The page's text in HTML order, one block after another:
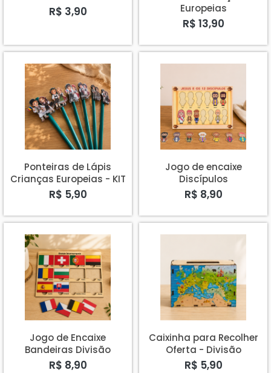
R$ 3,90
Europeias
R$ 13,90
Ponteiras de Lápis
Crianças Europeias - KIT
COM 6 Casais
R$ 5,90
Jogo de encaixe
Discípulos
R$ 8,90
Jogo de Encaixe
Bandeiras Divisão
Intereuropeia
R$ 8,90
Caixinha para Recolher
Oferta - Divisão
Intereuropéia
R$ 5,90